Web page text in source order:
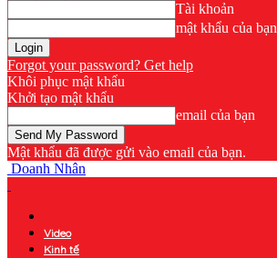
Tài khoản
mật khẩu của bạn
Forgot your password? Get help
Khôi phục mật khẩu
Khởi tạo mật khẩu
email của bạn
Mật khẩu đã được gửi vào email của bạn.
Doanh Nhân
Video
Kinh tế